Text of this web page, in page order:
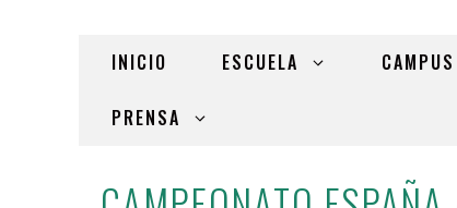
INICIO ESCUELA
PRENSA